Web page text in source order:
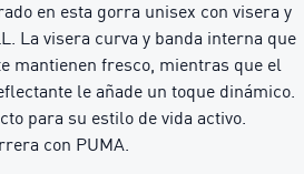
en esta gorra unisex con visera y
La visera curva y banda interna que
mantienen fresco, mientras que el
le añade un toque dinámico.
para su estilo de vida activo.
con PUMA.